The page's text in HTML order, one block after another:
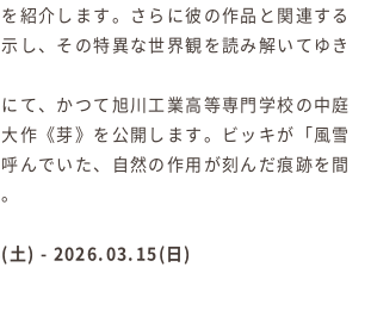
紹介します。さらに彼の作品と関連する
し、その特異な世界観を読み解いてゆき
て、かつて旭川工業高等専門学校の中庭
作《芽》を公開します。ビッキが「風雪
んでいた、自然の作用が刻んだ痕跡を間
土) - 2026.03.15(日)